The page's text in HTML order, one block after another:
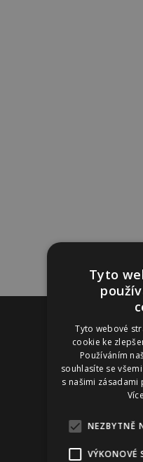
Tyto
Tyto webové
cookie ke
Používáním
souhlasíte se
s našimi
NEZBYTNĚ
VÝKONOVÉ